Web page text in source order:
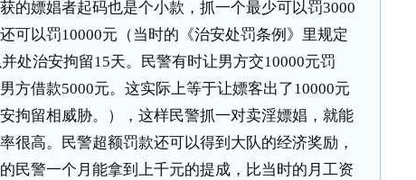
的嫖娼者起码也是个小款，抓一个最少可以罚3000
可以罚10000元（当时的《治安处罚条例》里规定
处治安拘留15天。民警有时让男方交10000元罚
方借款5000元。这实际上等于让嫖客出了10000元
拘留相威胁。），这样民警抓一对卖淫嫖娼，就能
很高。民警超额罚款还可以得到大队的经济奖励，
民警一个月能拿到上千元的提成，比当时的月工资